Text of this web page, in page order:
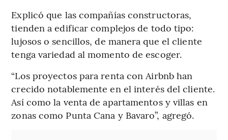
Explicó que las compañías constructoras,
tienden a edificar complejos de todo tipo:
lujosos o sencillos, de manera que el cliente
tenga variedad al momento de escoger.
“Los proyectos para renta con Airbnb han
crecido notablemente en el interés del cliente.
Así como la venta de apartamentos y villas en
zonas como Punta Cana y Bavaro”, agregó.